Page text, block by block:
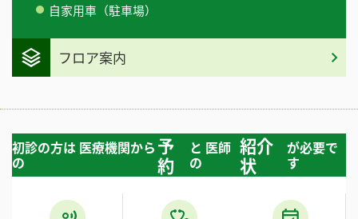
自家用車（駐車場）
フロア案内
初診の方は 医療機関から
の
予
約
と 医師
の
紹介
状
が必要で
す